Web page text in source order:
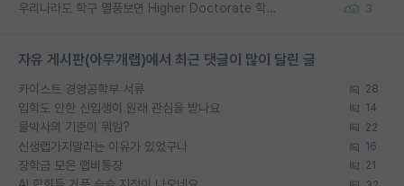
우리나라도 학구 열풍보면 Higher Doctorate 학위가 필요하다고 봅니다. 3
자유 게시판(아무개랩)에서 최근 댓글이 많이 달린 글
카이스트 경영공학부 서류 28
입학도 안한 신입생이 원래 관심을 받나요 14
물박사의 기준이 뭐임? 22
신생랩가지말라는 이유가 있었구나 16
장학금 모은 랩비통장 21